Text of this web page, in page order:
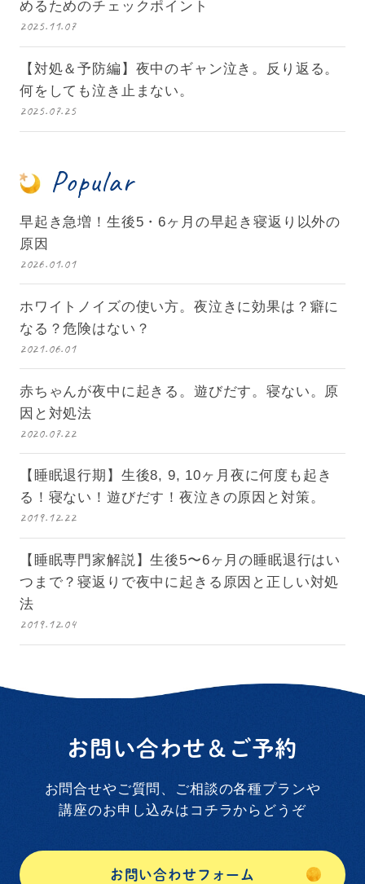
めるためのチェックポイント
2025.11.07
【対処＆予防編】夜中のギャン泣き。反り返る。
何をしても泣き止まない。
2025.07.25
Popular
早起き急増！生後5・6ヶ月の早起き寝返り以外の
原因
2026.01.01
ホワイトノイズの使い方。夜泣きに効果は？癖に
なる？危険はない？
2021.06.01
赤ちゃんが夜中に起きる。遊びだす。寝ない。原
因と対処法
2020.07.22
【睡眠退行期】生後8, 9, 10ヶ月夜に何度も起き
る！寝ない！遊びだす！夜泣きの原因と対策。
2019.12.22
【睡眠専門家解説】生後5〜6ヶ月の睡眠退行はい
つまで？寝返りで夜中に起きる原因と正しい対処
法
2019.12.04
お問い合わせ＆ご予約
お問合せやご質問、ご相談の各種プランや
講座のお申し込みはコチラからどうぞ
お問い合わせフォーム